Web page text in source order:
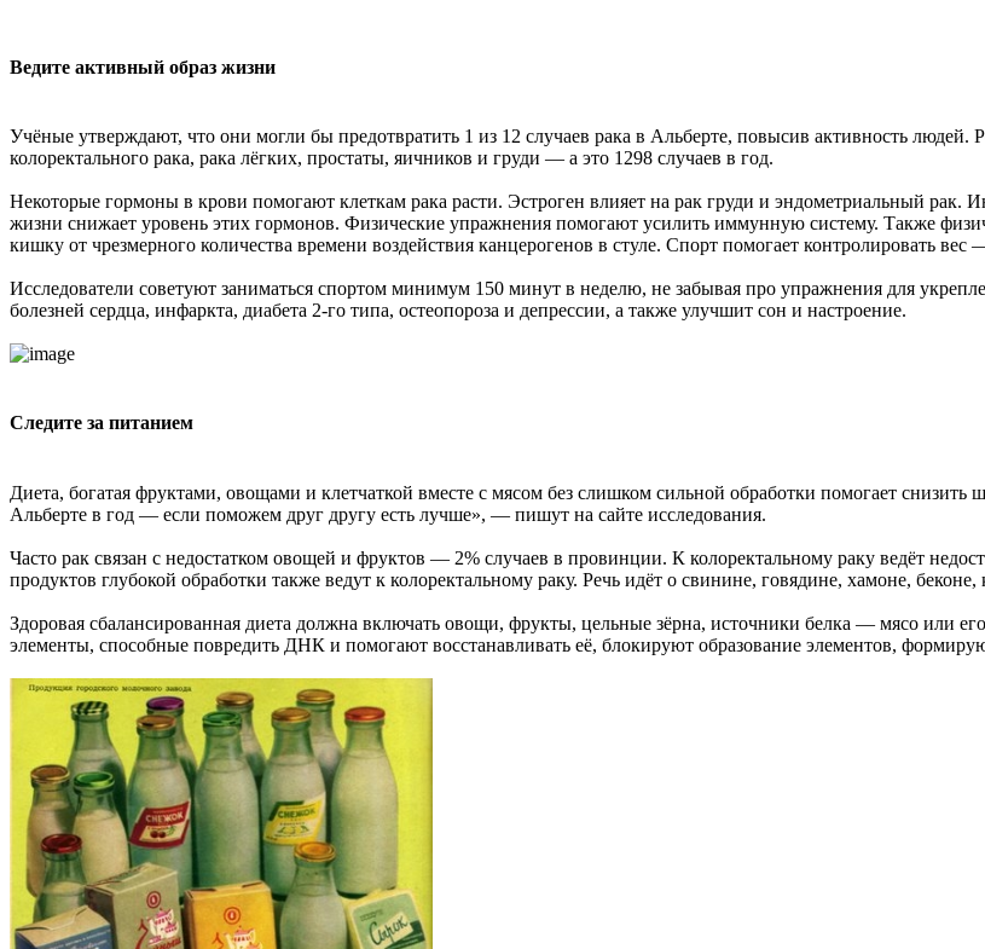
Ведите активный образ жизни
Учёные утверждают, что они могли бы предотвратить 1 из 12 случаев рака в Альберте, повысив активность людей.
колоректального рака, рака лёгких, простаты, яичников и груди — а это 1298 случаев в год.
Некоторые гормоны в крови помогают клеткам рака расти. Эстроген влияет на рак груди и эндометриальный рак.
жизни снижает уровень этих гормонов. Физические упражнения помогают усилить иммунную систему. Также
кишку от чрезмерного количества времени воздействия канцерогенов в стуле. Спорт помогает контролировать
Исследователи советуют заниматься спортом минимум 150 минут в неделю, не забывая про упражнения для
болезней сердца, инфаркта, диабета 2-го типа, остеопороза и депрессии, а также улучшит сон и настроение.
Следите за питанием
Диета, богатая фруктами, овощами и клетчаткой вместе с мясом без слишком сильной обработки помогает
Альберте в год — если поможем друг другу есть лучше», — пишут на сайте исследования.
Часто рак связан с недостатком овощей и фруктов — 2% случаев в провинции. К колоректальному раку ведёт
продуктов глубокой обработки также ведут к колоректальному раку. Речь идёт о свинине, говядине, хамоне,
Здоровая сбалансированная диета должна включать овощи, фрукты, цельные зёрна, источники белка — мясо или
элементы, способные повредить ДНК и помогают восстанавливать её, блокируют образование элементов,